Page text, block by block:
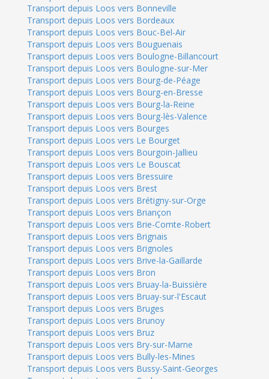
Transport depuis Loos vers Bonneville
Transport depuis Loos vers Bordeaux
Transport depuis Loos vers Bouc-Bel-Air
Transport depuis Loos vers Bouguenais
Transport depuis Loos vers Boulogne-Billancourt
Transport depuis Loos vers Boulogne-sur-Mer
Transport depuis Loos vers Bourg-de-Péage
Transport depuis Loos vers Bourg-en-Bresse
Transport depuis Loos vers Bourg-la-Reine
Transport depuis Loos vers Bourg-lès-Valence
Transport depuis Loos vers Bourges
Transport depuis Loos vers Le Bourget
Transport depuis Loos vers Bourgoin-Jallieu
Transport depuis Loos vers Le Bouscat
Transport depuis Loos vers Bressuire
Transport depuis Loos vers Brest
Transport depuis Loos vers Brétigny-sur-Orge
Transport depuis Loos vers Briançon
Transport depuis Loos vers Brie-Comte-Robert
Transport depuis Loos vers Brignais
Transport depuis Loos vers Brignoles
Transport depuis Loos vers Brive-la-Gaillarde
Transport depuis Loos vers Bron
Transport depuis Loos vers Bruay-la-Buissière
Transport depuis Loos vers Bruay-sur-l'Escaut
Transport depuis Loos vers Bruges
Transport depuis Loos vers Brunoy
Transport depuis Loos vers Bruz
Transport depuis Loos vers Bry-sur-Marne
Transport depuis Loos vers Bully-les-Mines
Transport depuis Loos vers Bussy-Saint-Georges